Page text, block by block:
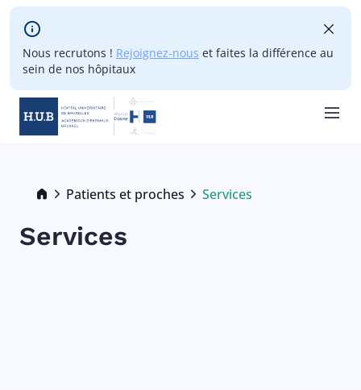
Skip to main content
Nous recrutons ! Rejoignez-nous et faites la différence au
sein de nos hôpitaux
Breadcrumb
Patients et proches
Current:
Services
Services